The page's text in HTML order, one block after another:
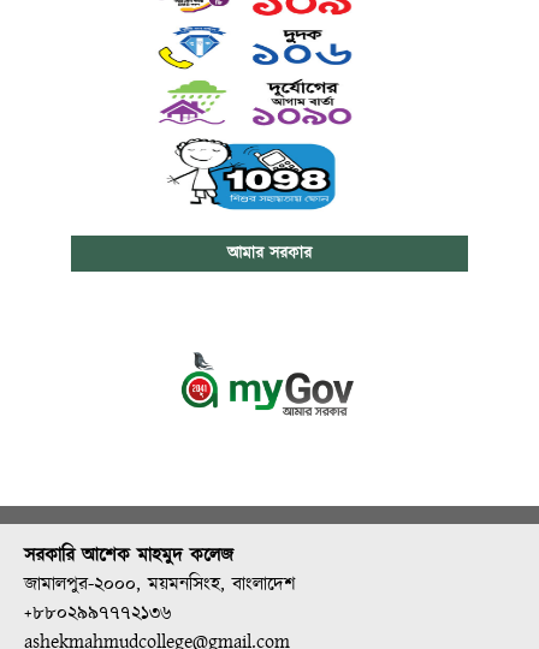
আমার সরকার
সরকারি আশেক মাহমুদ কলেজ
জামালপুর-২০০০, ময়মনসিংহ, বাংলাদেশ
+৮৮০২৯৯৭৭৭২১৩৬
ashekmahmudcollege@gmail.com